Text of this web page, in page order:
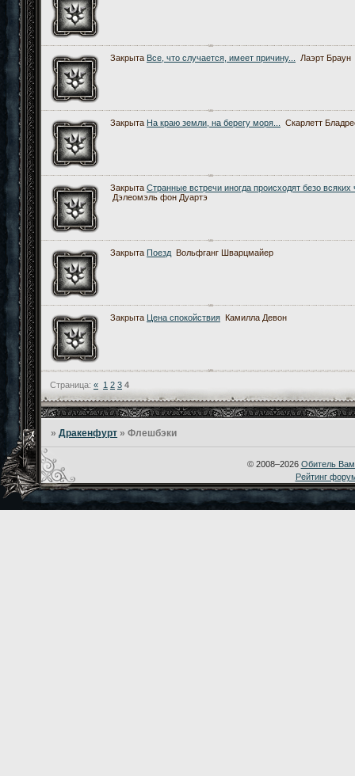
Закрыта Все, что случается, имеет причину... Лаэрт Браун
Закрыта На краю земли, на берегу моря... Скарлетт
Закрыта Странные встречи иногда происходят безо всяких
Дэлеомэль фон Дуартэ
Закрыта Поезд Вольфганг Шварцмайер
Закрыта Цена спокойствия Камилла Девон
Страница: « 1 2 3 4
»Дракенфурт »Флешбэки
Рейтинг
© 2008–2026 Обитель